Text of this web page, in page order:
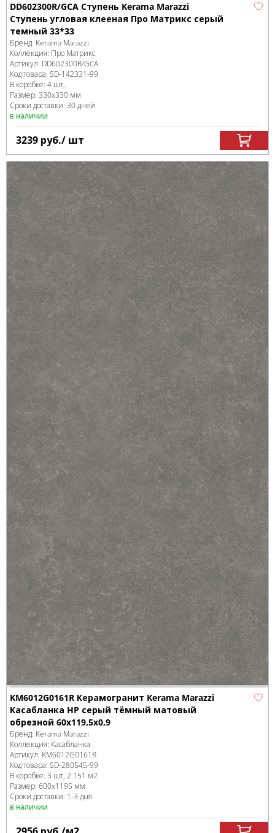
DD602300R/GCA Ступень Kerama Marazzi
Ступень угловая клееная Про Матрикс серый
темный 33*33
Бренд: Kerama Marazzi
Коллекция: Про Матрикс
Артикул: DD602300R/GCA
Код товара: SD-142331-99
В коробке: 4 шт,
Размер: 330x330 мм
Сроки доставки: 30 дней
в наличии
3239 руб./ шт
KM6012G0161R Керамогранит Kerama Marazzi
Касабланка HP серый тёмный матовый
обрезной 60x119,5x0,9
Бренд: Kerama Marazzi
Коллекция: Касабланка
Артикул: KM6012G0161R
Код товара: SD-280545-99
В коробке: 3 шт, 2.151 м2
Размер: 600x1195 мм
Сроки доставки: 1-3 дня
в наличии